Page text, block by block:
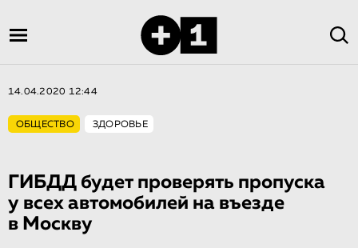
14.04.2020 12:44
ОБЩЕСТВО ЗДОРОВЬЕ
ГИБДД будет проверять пропуска
у всех автомобилей на въезде
в Москву